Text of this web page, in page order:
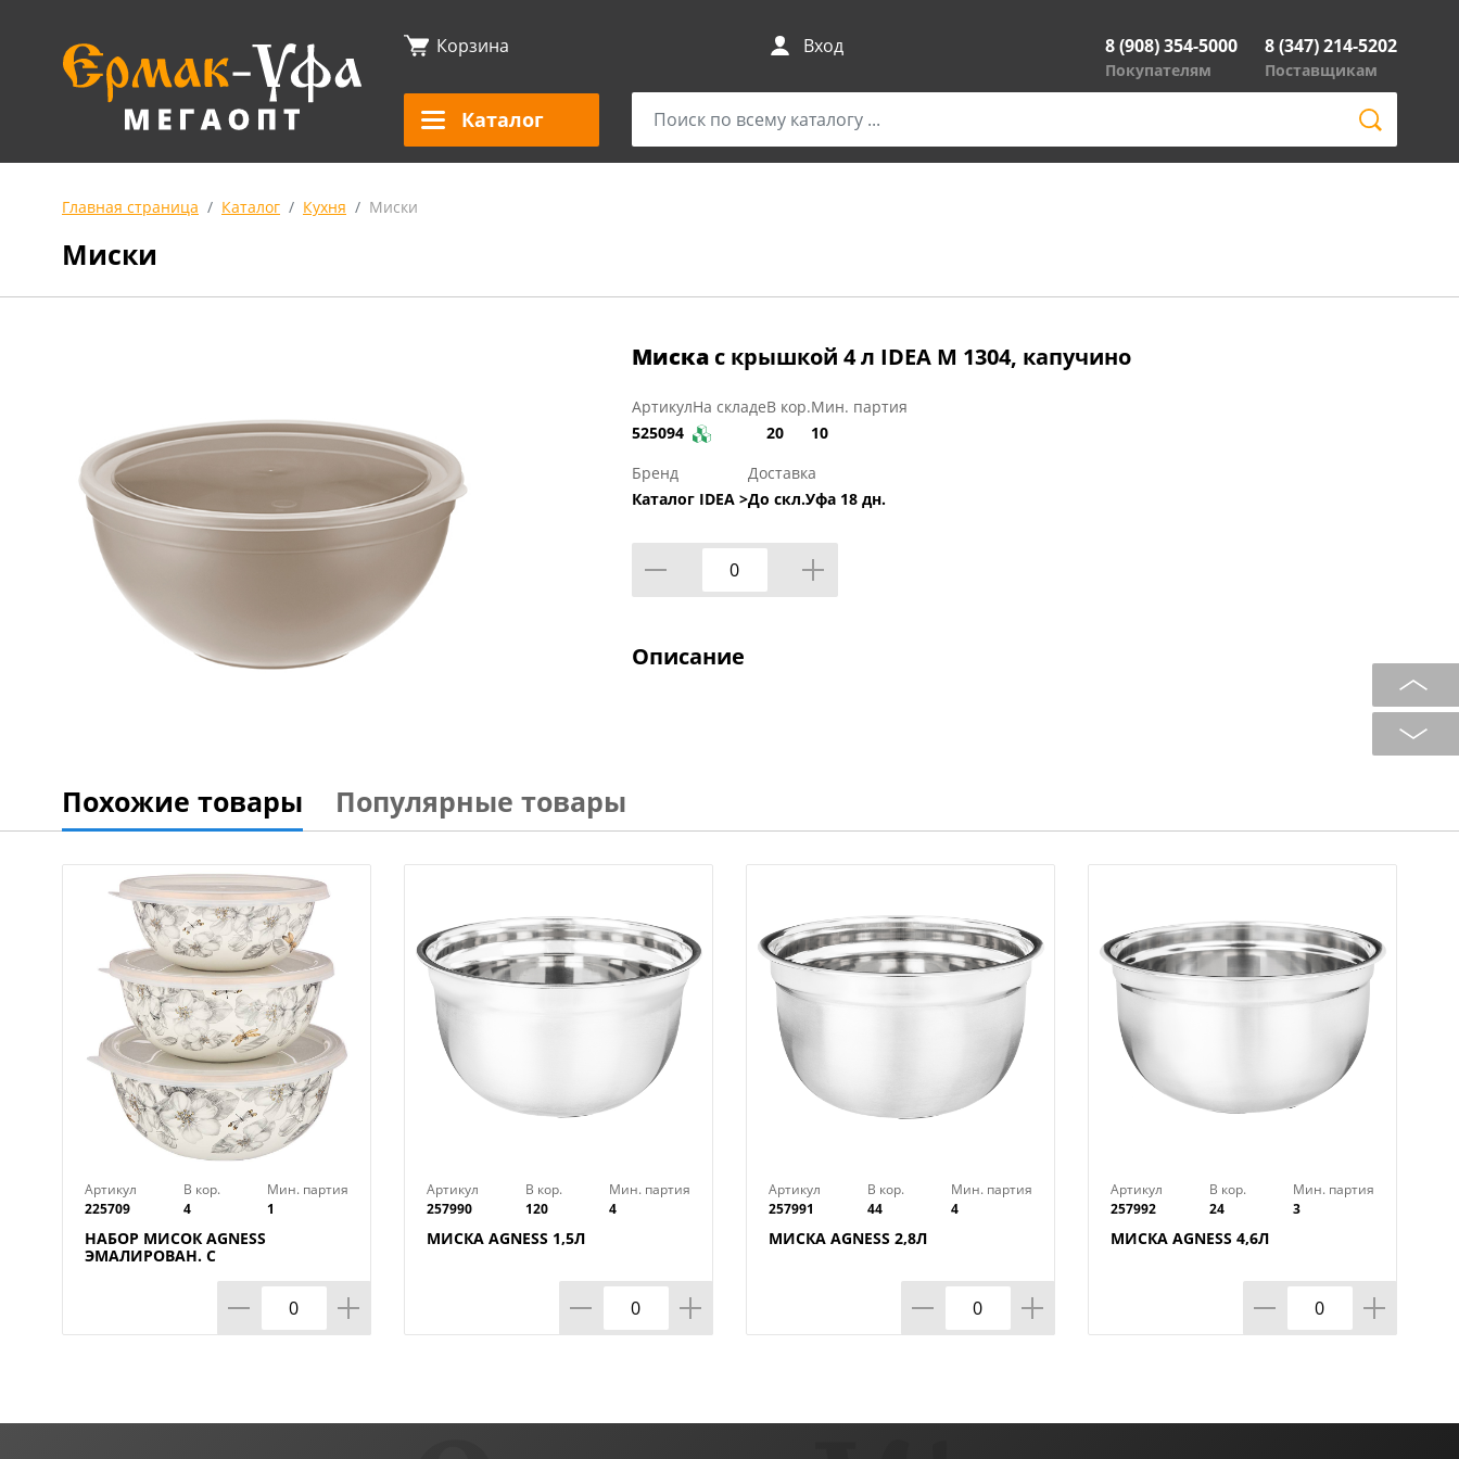
Корзина Вход 8 (908) 354-5000
Покупателям
8 (347) 214-5202
Поставщикам
Каталог
Главная страница Каталог Кухня Миски
Миски
Миска с крышкой 4 л IDEA М 1304, капучино
Артикул
525094
На складеВ кор.
20
Мин. партия
10
Бренд
Каталог IDEA >
Доставка
До скл.Уфа 18 дн.
Описание
Похожие товары Популярные товары
Артикул
225709
В кор.
4
Мин. партия
1
НАБОР МИСОК AGNESS
ЭМАЛИРОВАН. С
6ПР.14/16/18СМ, 0,6/0,9/1,3Л
Артикул
257990
В кор.
120
Мин. партия
4
МИСКА AGNESS 1,5Л
Артикул
257991
В кор.
44
Мин. партия
4
МИСКА AGNESS 2,8Л
Артикул
257992
В кор.
24
Мин. партия
3
МИСКА AGNESS 4,6Л